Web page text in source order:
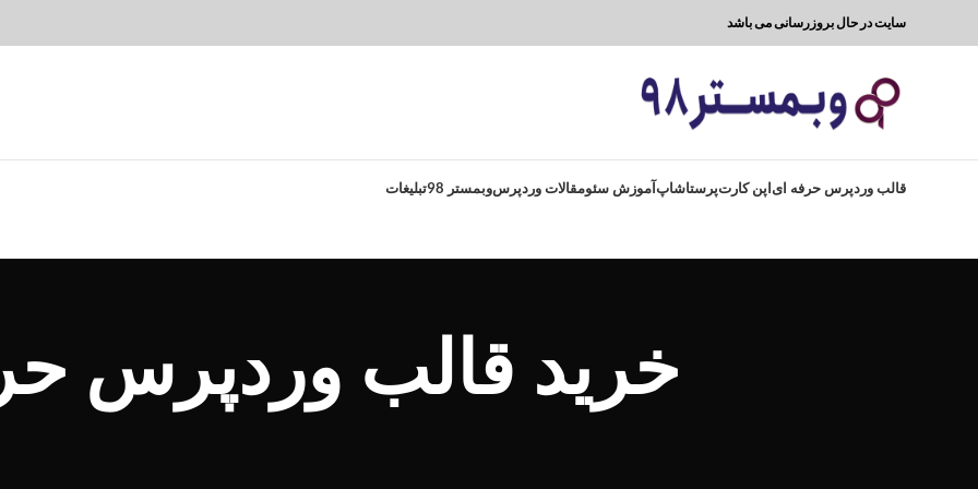
سایت در حال بروزرسانی می باشد
قالب وردپرس حرفه ایاپن کارتپرستاشاپآموزش سئومقالات وردپرسوبمستر 98 تبلیغات
خرید قالب وردپرس